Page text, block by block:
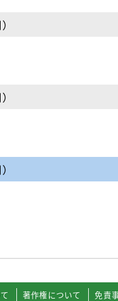
著作権について 免責